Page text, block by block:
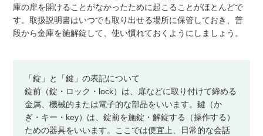
庫の扉を開けることがなかったために起こることがほとんどで
す。取扱説明書はいつでも取り出せる場所に保管しておき、普
段から金庫を施解錠して、使い慣れておくようにしましょう。
「錠」と「鍵」の表記について
錠前（錠・ロック・lock）は、扉などに取り付けて締める
金属、機械的または電子的な部品をいいます。鍵（か
ぎ・キー・key）は、錠前を施錠・解錠する（操作する）
ための器具をいいます。ここでは便宜上、日常的な会話